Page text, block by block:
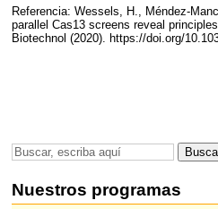
Referencia: Wessels, H., Méndez-
parallel Cas13 screens reveal
Biotechnol (2020). https://doi.org/
Nuestros programas